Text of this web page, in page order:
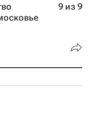
9 из 9